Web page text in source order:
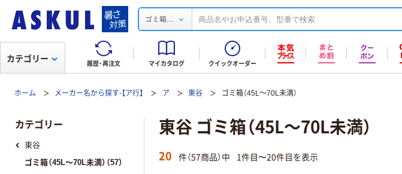
ゴミ箱...
履歴・再注文 マイカタログ クイックオーダー
カテゴリー
ホーム メーカー名から探す-【ア行】 ア 東谷 ゴミ箱（45L～70L未満）
東谷 ゴミ箱（45L～70L未満）
20 件（57商品）中 1件目〜20件目を表示
カテゴリー
東谷
ゴミ箱（45L～70L未満）（57）